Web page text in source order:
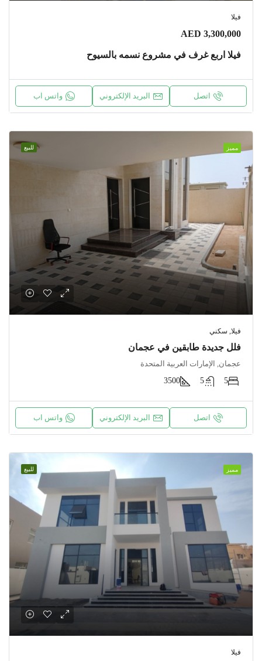
فيلا
AED 3,300,000
فيلا اربع غرف في مشروع نسمه بالسيوح
اتصل البريد الإلكتروني واتس اب
مميز للبيع
فيلا, سكني
فلل جديدة طابقين في عجمان
عجمان, الإمارات العربية المتحدة
5
5
3500
اتصل البريد الإلكتروني واتس اب
مميز للبيع
فيلا